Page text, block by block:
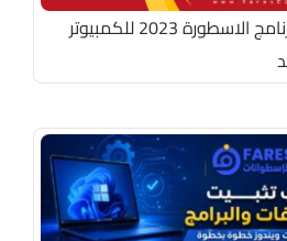
تحميل برنامج الاسطورة 2023 للكمبيوتر